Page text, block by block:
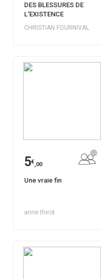
DES BLESSURES DE
L'EXISTENCE
CHRISTIAN FOURNIVAL
5€,00
Une vraie fin
anne thirot